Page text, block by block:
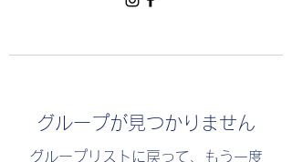
グループが見つかりません
グループリストに戻って、もう一度